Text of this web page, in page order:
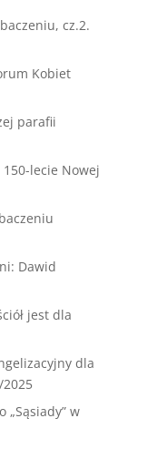
cz.2.
Kobiet
parafii
lecie Nowej
Dawid
jest dla
dla
„Sąsiady” w